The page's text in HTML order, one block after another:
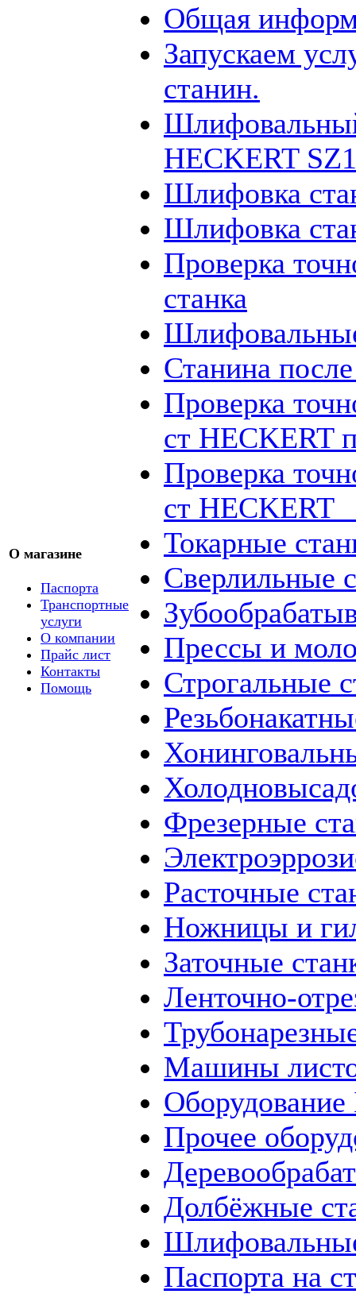
О магазине
Паспорта
Транспортные
услуги
О компании
Прайс лист
Контакты
Помощь
Общая
Запускаем
станин.
HECKERT
Шлифовка
Шлифовка
Проверка
станка
Станина
Проверка
ст HECKERT
Проверка
ст HECKERT
Токарные
Сверлильные
Прессы и
Строгальные
Фрезерные
Расточные
Ножницы и
Заточные
Ленточно-
Машины
Прочее
Долбёжные
Паспорта на